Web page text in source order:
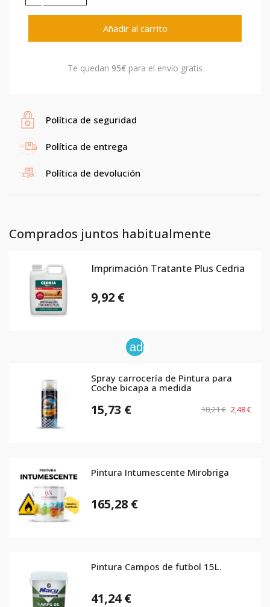
Añadir al carrito
Te quedan 95€ para el envío gratis
Política de seguridad
Política de entrega
Política de devolución
Comprados juntos habitualmente
Imprimación Tratante Plus Cedria
9,92 €
add
Spray carrocería de Pintura para
Coche bicapa a medida
15,73 € 18,21 € 2,48 €
Pintura Intumescente Mirobriga
165,28 €
Pintura Campos de futbol 15L.
41,24 €